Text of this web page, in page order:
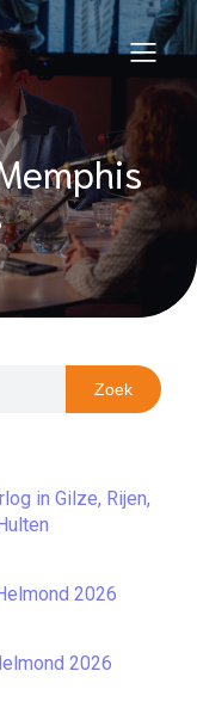
Zoek
in Gilze, Rijen,
2026
2026